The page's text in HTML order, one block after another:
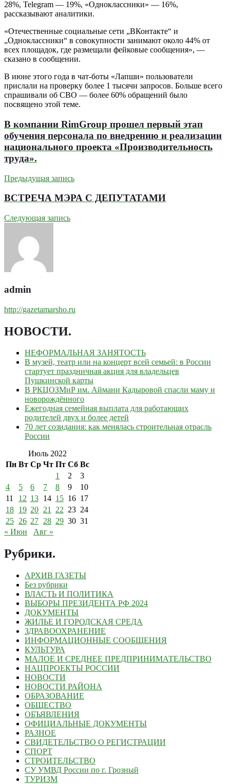
28%, Telegram — 19%, «Одноклассники» — 16%,
рассказывают аналитики.
«Отечественные социальные сети „ВКонтакте“ и
„Одноклассники“ в совокупности занимают около 44% от
всех площадок, где размещали фейковые сообщения», —
сказано в сообщении.
В июне этого года в чат-боты «Лапши» пользователи
прислали на проверку более 1 тысячи запросов. Больше всего
спрашивали об СВО — более 60% обращений было
посвящено этой теме.
В компании RimGroup прошел первый этап
обучения персонала по внедрению и реализации
национального проекта «Производительность
труда».
Предыдущая запись
ВСТРЕЧА МЭРА С ДЕПУТАТАМИ
Следующая запись
admin
http://gazetamarsho.ru
НОВОСТИ.
НЕФОРМАЛЬНАЯ ЗАНЯТОСТЬ
В музей, театр или на концерт всей семьей: в России
стартует праздничная акция для владельцев
Пушкинской карты
В РКЦОЗМиР им. Аймани Кадыровой спасли маму и
новорождённого
Ежегодная семейная выплата для работающих
родителей двух и более детей
70 лет созидания: как менялась строительная отрасль
России
Июль 2022
Пн Вт Ср Чт Пт Сб Вс
1
2
3
4
5 6 7 8 9
10
11
12 13 14 15 16 17
18 19 20 21 22 23 24
25 26 27 28 29 30 31
« Июн
Авг »
Рубрики.
АРХИВ ГАЗЕТЫ
Без рубрики
ВЛАСТЬ И ПОЛИТИКА
ВЫБОРЫ ПРЕЗИДЕНТА РФ 2024
ДОКУМЕНТЫ
ЖИЛЬЕ И ГОРОДСКАЯ СРЕДА
ЗДРАВООХРАНЕНИЕ
ИНФОРМАЦИОННЫЕ СООБЩЕНИЯ
КУЛЬТУРА
МАЛОЕ И СРЕДНЕЕ ПРЕДПРИНИМАТЕЛЬСТВО
НАЦПРОЕКТЫ РОССИИ
НОВОСТИ
НОВОСТИ РАЙОНА
ОБРАЗОВАНИЕ
ОБЩЕСТВО
ОБЪЯВЛЕНИЯ
ОФИЦИАЛЬНЫЕ ДОКУМЕНТЫ
РАЗНОЕ
СВИДЕТЕЛЬСТВО О РЕГИСТРАЦИИ
СПОРТ
СТРОИТЕЛЬСТВО
СУ УМВД России по г. Грозный
ТУРИЗМ